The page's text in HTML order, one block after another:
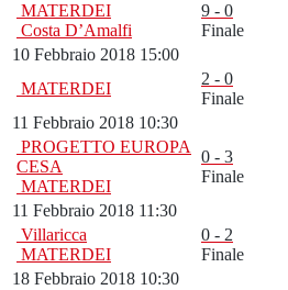
MATERDEI
Costa D’Amalfi
9 - 0
Finale
10 Febbraio 2018 15:00
MATERDEI
2 - 0
Finale
11 Febbraio 2018 10:30
PROGETTO EUROPA
CESA
MATERDEI
0 - 3
Finale
11 Febbraio 2018 11:30
Villaricca
MATERDEI
0 - 2
Finale
18 Febbraio 2018 10:30